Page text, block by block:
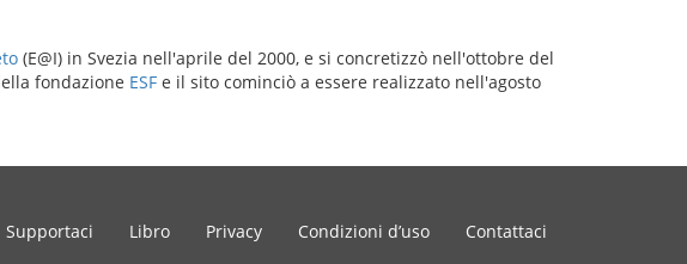
(E@I) in Svezia nell'aprile del 2000, e si concretizzò nell'ottobre del
fondazione ESF e il sito cominciò a essere realizzato nell'agosto
Supportaci Libro Privacy Condizioni d’uso Contattaci